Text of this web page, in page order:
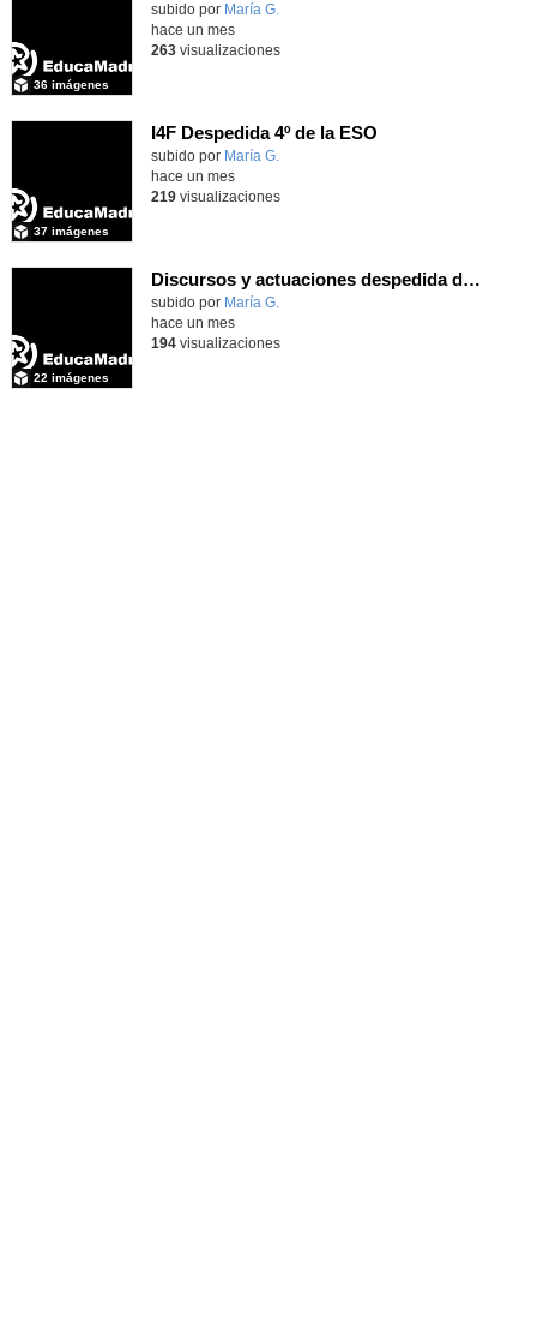
subido por María G.
36 imágenes
hace un mes
263visualizaciones
I4F Despedida 4º de la ESO
subido por María G.
37 imágenes
hace un mes
219visualizaciones
Discursos y actuaciones despedida de 4º
Contenido educativo.
subido por María G.
22 imágenes
hace un mes
194visualizaciones